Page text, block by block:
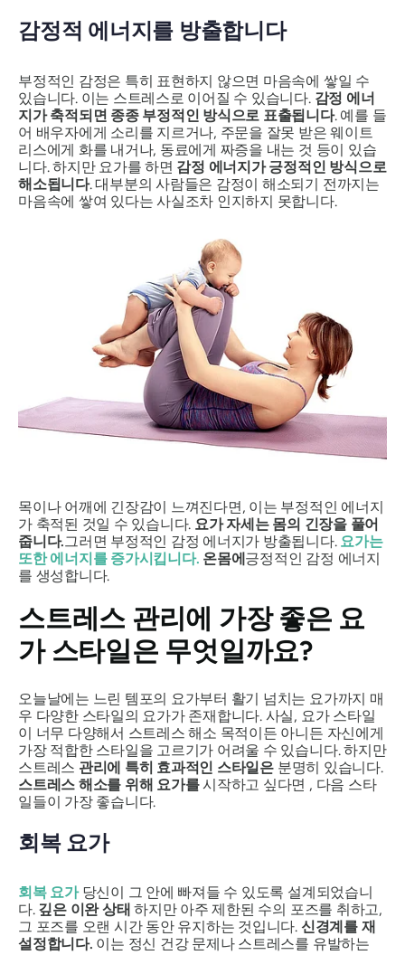
감정적 에너지를 방출합니다
부정적인 감정은 특히 표현하지 않으면 마음속에 쌓일 수
있습니다. 이는 스트레스로 이어질 수 있습니다. 감정 에너
지가 축적되면 종종 부정적인 방식으로 표출됩니다. 예를 들
어 배우자에게 소리를 지르거나, 주문을 잘못 받은 웨이트
리스에게 화를 내거나, 동료에게 짜증을 내는 것 등이 있습
니다. 하지만 요가를 하면 감정 에너지가 긍정적인 방식으로
해소됩니다. 대부분의 사람들은 감정이 해소되기 전까지는
마음속에 쌓여 있다는 사실조차 인지하지 못합니다.
목이나 어깨에 긴장감이 느껴진다면, 이는 부정적인 에너지
가 축적된 것일 수 있습니다. 요가 자세는 몸의 긴장을 풀어
줍니다.그러면 부정적인 감정 에너지가 방출됩니다. 요가는
또한에너지를 증가시킵니다. 온몸에긍정적인 감정 에너지
를 생성합니다.
스트레스 관리에 가장 좋은 요
가 스타일은 무엇일까요?
오늘날에는 느린 템포의 요가부터 활기 넘치는 요가까지 매
우 다양한 스타일의 요가가 존재합니다. 사실, 요가 스타일
이 너무 다양해서 스트레스 해소 목적이든 아니든 자신에게
가장 적합한 스타일을 고르기가 어려울 수 있습니다. 하지만
스트레스 관리에 특히 효과적인 스타일은분명히 있습니다.
스트레스 해소를 위해 요가를시작하고 싶다면 , 다음 스타
일들이 가장 좋습니다.
회복 요가
회복 요가당신이 그 안에 빠져들 수 있도록 설계되었습니
다. 깊은 이완 상태 하지만 아주 제한된 수의 포즈를 취하고,
그 포즈를 오랜 시간 동안 유지하는 것입니다. 신경계를 재
설정합니다. 이는 정신 건강 문제나 스트레스를 유발하는